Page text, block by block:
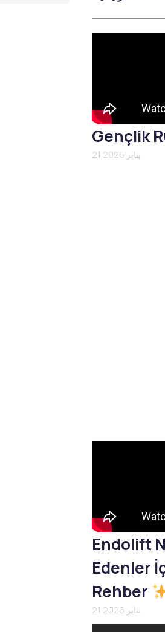
التخفيف الإقليمي
Gençlik
21 يناير 2026
Endolift
Edenler
Rehber
21 يناير 2026